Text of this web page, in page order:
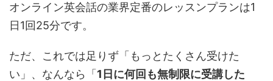
オンライン英会話の業界定番のレッスンプランは1
日1回25分です。
ただ、これでは足りず「もっとたくさん受けた
い」、なんなら「 1日に何回も無制限に受講した